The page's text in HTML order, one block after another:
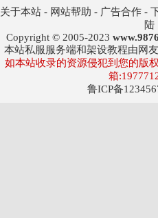
关于本站- 网站帮助 - 广告合作-
陆
Copyright © 2005-2023
本站私服服务端和架设教程由网
如本站收录的资源侵犯到您的版
箱
鲁ICP备